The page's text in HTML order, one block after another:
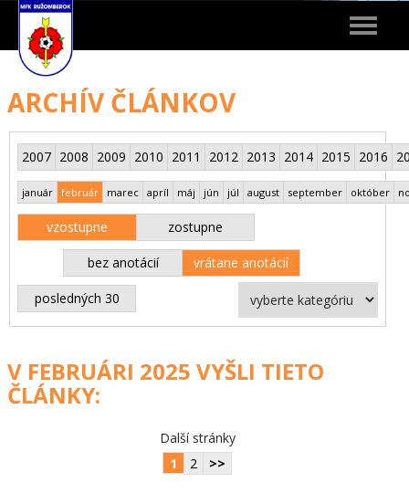
Toggle
ARCHÍV ČLÁNKOV
2007 2008 2009 2010 2011 2012 2013 2014 2015 2016
január február marec apríl máj jún júl august september október
vzostupne zostupne
bez anotácií vrátane anotácií
posledných 30
V FEBRUÁRI 2025 VYŠLI TIETO
ČLÁNKY:
Další stránky
1
2 >>